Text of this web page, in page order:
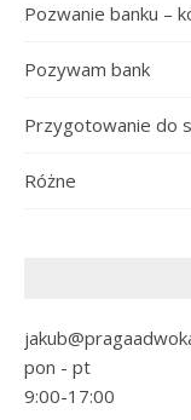
Pozwanie banku –
Pozywam bank
Przygotowanie do
Różne
pon - pt
9:00-17:00